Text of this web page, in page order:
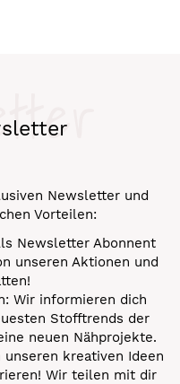
Newsletter und
Vorteilen:
Newsletter Abonnent
unseren Aktionen und
Wir informieren dich
Stofftrends der
neuen Nähprojekte.
kreativen Ideen
Wir teilen mit dir